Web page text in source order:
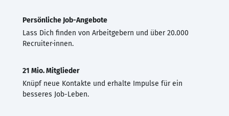
Persönliche Job-Angebote
Lass Dich finden von Arbeitgebern und über 20.000
Recruiter·innen.
21 Mio. Mitglieder
Knüpf neue Kontakte und erhalte Impulse für ein
besseres Job-Leben.